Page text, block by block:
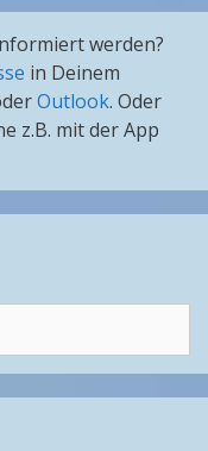
werden?
in Deinem
Outlook. Oder
z.B. mit der App